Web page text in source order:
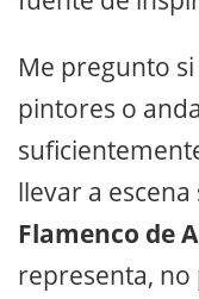
Me pregunto
pintores o
llevar a
Flamenco de
representa, no